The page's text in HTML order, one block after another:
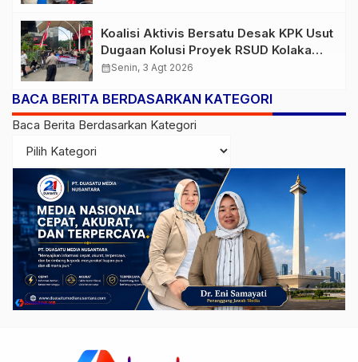
Koalisi Aktivis Bersatu Desak KPK Usut
Dugaan Kolusi Proyek RSUD Kolaka
Timur, Sejumlah Pejabat dan PT
Diperiksa
calendar_monthSenin, 3 Agt 2026
BACA BERITA BERDASARKAN KATEGORI
Baca Berita Berdasarkan Kategori